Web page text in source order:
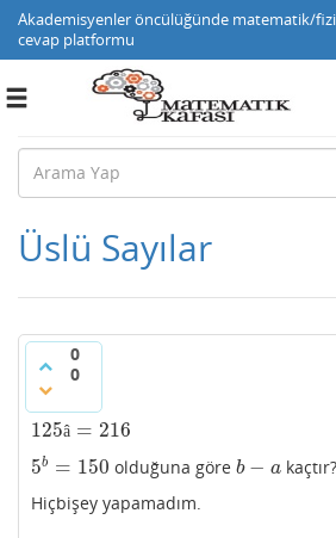
Akademisyenler öncülüğünde matematik/
cevap platformu
Toggle
Üslü Sayılar
0
0
125â = 216
125â=216
5b = 150
5b =150 olduğuna göreb − a
b −a
kaçtır?
Hiçbişey yapamadım.